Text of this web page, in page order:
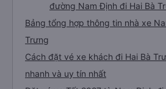
đường Nam Định đi Hai Bà
Bảng tổng hợp thông tin nhà xe
Trưng
Cách đặt vé xe khách đi Hai Bà
nhanh và uy tín nhất